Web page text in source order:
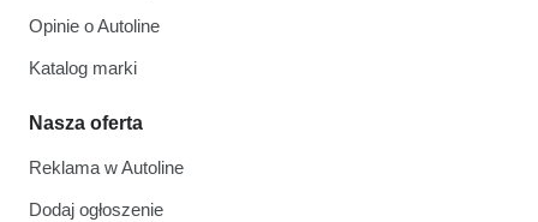
Opinie o Autoline
Katalog marki
Nasza oferta
Reklama w Autoline
Dodaj ogłoszenie